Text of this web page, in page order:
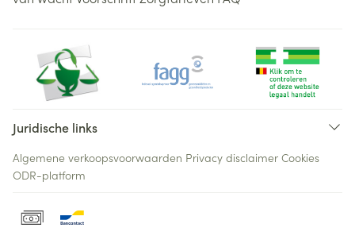
Juridische links
Algemene verkoopsvoorwaarden Privacy disclaimer Cookies
ODR-platform